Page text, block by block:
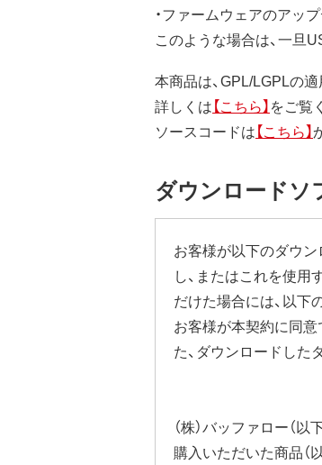
・ファームウェアのアッ
このような場合は、一旦
本商品は、GPL/LGPLの
詳しくは【こちら】をご覧
ソースコードは【こちら】
ダウンロードソ
お客様が以下のダウ
し、またはこれを使
だけた場合には、以下
お客様が本契約に同
た、ダウンロードした
（株）バッファロー（
購入いただいた商品（